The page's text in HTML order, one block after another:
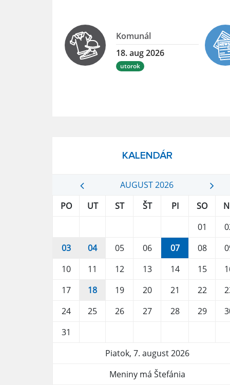
Komunál
18. aug 2026
utorok
KALENDÁR
AUGUST 2026
PO
UT ST ŠT PI SO
01
03
04 05 06 07 08
10
11 12 13 14 15
17
18 19 20 21 22
24
25 26 27 28 29
31
Piatok, 7. august 2026
Meniny má Štefánia